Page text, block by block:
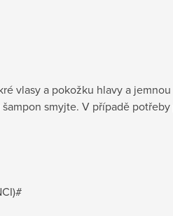
vlasy a pokožku hlavy a
smyjte. V případě